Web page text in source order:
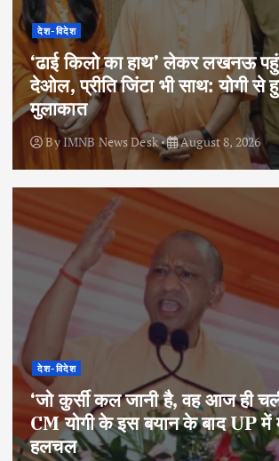
देश-विदेश
‘ढाई किलो का हाथ’ लेकर लखनऊ
देओल, प्रीति जिंटा भी साथ: योगी से
मुलाकात
ByIMNB News Desk August 8, 2026
देश-विदेश
‘जो कुर्सी कल जानी है, वह आज ही
CM योगी के इस बयान के बाद UP में
हलचल